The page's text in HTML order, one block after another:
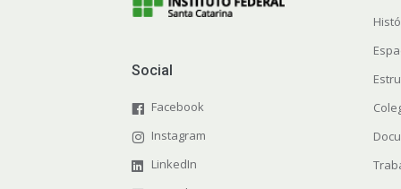
Social
Facebook
Instagram
LinkedIn